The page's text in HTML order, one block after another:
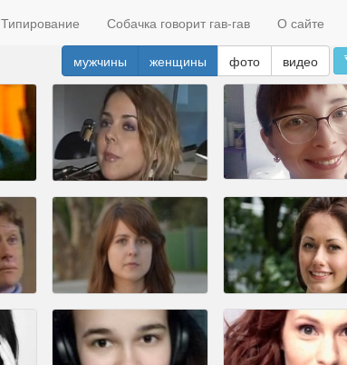
Типирование Собачка говорит гав-гав О сайте
мужчины женщины фото видео